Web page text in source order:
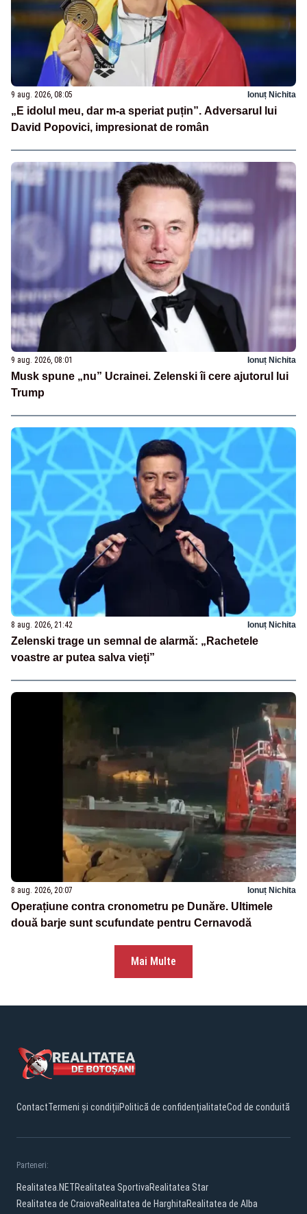
9 aug. 2026, 08:05 Ionuț Nichita
„E idolul meu, dar m-a speriat puțin”. Adversarul lui
David Popovici, impresionat de român
9 aug. 2026, 08:01 Ionuț Nichita
Musk spune „nu” Ucrainei. Zelenski îi cere ajutorul lui
Trump
8 aug. 2026, 21:42 Ionuț Nichita
Zelenski trage un semnal de alarmă: „Rachetele
voastre ar putea salva vieți”
8 aug. 2026, 20:07 Ionuț Nichita
Operațiune contra cronometru pe Dunăre. Ultimele
două barje sunt scufundate pentru Cernavodă
Mai Multe
ContactTermeni și condițiiPolitică de confidențialitateCod de conduită
Parteneri:
Realitatea.NETRealitatea SportivaRealitatea Star
Realitatea de CraiovaRealitatea de HarghitaRealitatea de Alba